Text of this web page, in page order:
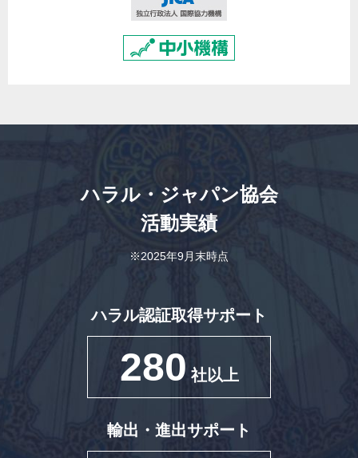
ハラル・ジャパン協会
活動実績
※2025年9月末時点
ハラル認証取得サポート
280 社以上
輸出・進出サポート